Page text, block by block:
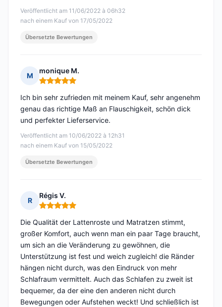
Veröffentlicht am 11/06/2022 à 06h32
nach einem Kauf von 17/05/2022
Übersetzte Bewertungen
M
monique M.
Hinweis: 5 von 5
Veröffentlicht am 10/06/2022 à 12h31
nach einem Kauf von 15/05/2022
Ich bin sehr zufrieden mit meinem Kauf, sehr angenehm
genau das richtige Maß an Flauschigkeit, schön dick
und perfekter Lieferservice.
Übersetzte Bewertungen
R
Régis V.
Hinweis: 5 von 5
Die Qualität der Lattenroste und Matratzen stimmt,
großer Komfort, auch wenn man ein paar Tage braucht,
um sich an die Veränderung zu gewöhnen, die
Unterstützung ist fest und weich zugleich! die Ränder
hängen nicht durch, was den Eindruck von mehr
Schlafraum vermittelt. Auch das Schlafen zu zweit ist
bequemer, da der eine den anderen nicht durch
Bewegungen oder Aufstehen weckt! Und schließlich ist